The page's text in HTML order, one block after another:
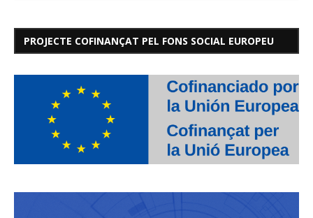
PROJECTE COFINANÇAT PEL FONS SOCIAL EUROPEU